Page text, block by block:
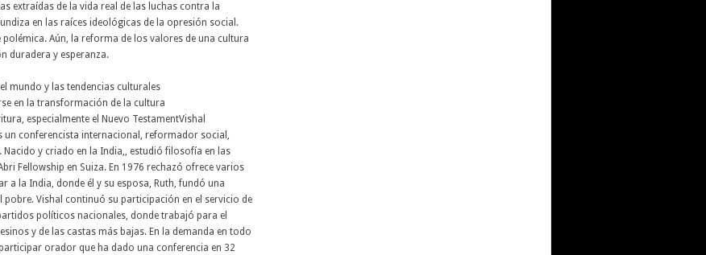
extraídas de la vida real de las luchas contra la
en las raíces ideológicas de la opresión social.
Aún, la reforma de los valores de una cultura
duradera y esperanza.
mundo y las tendencias culturales
en la transformación de la cultura
especialmente el Nuevo TestamentVishal
un conferencista internacional, reformador social,
y criado en la India,, estudió filosofía en las
Fellowship en Suiza. En 1976 rechazó ofrece varios
a la India, donde él y su esposa, Ruth, fundó una
Vishal continuó su participación en el servicio de
políticos nacionales, donde trabajó para el
y de las castas más bajas. En la demanda en todo
orador que ha dado una conferencia en 32